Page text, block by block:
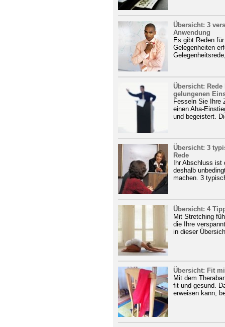
Übersicht: 3
Anwendung
Es gibt Reden
Gelegenheiten
Übersicht:
gelungenen
Fesseln Sie Ihre
einen Aha-
und begeistert.
Übersicht: 3
Rede
Ihr Abschluss ist
deshalb
machen. 3
Übersicht: 4
Mit Stretching
die Ihre
in dieser
Übersicht: Fit
Mit dem
fit und gesund.
erweisen kann,